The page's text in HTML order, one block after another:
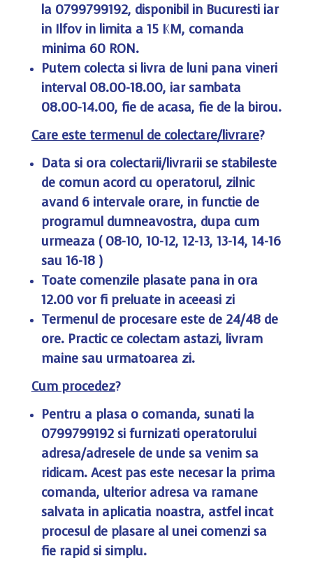
la 0799799192, disponibil in Bucuresti iar
in Ilfov in limita a 15 KM, comanda
minima 60 RON.
Putem colecta si livra de luni pana vineri
interval 08.00-18.00, iar sambata
08.00-14.00, fie de acasa, fie de la birou.
Care este termenul de colectare/livrare?
Data si ora colectarii/livrarii se stabileste
de comun acord cu operatorul, zilnic
avand 6 intervale orare, in functie de
programul dumneavostra, dupa cum
urmeaza ( 08-10, 10-12, 12-13, 13-14, 14-16
sau 16-18 )
Toate comenzile plasate pana in ora
12.00 vor fi preluate in aceeasi zi
Termenul de procesare este de 24/48 de
ore. Practic ce colectam astazi, livram
maine sau urmatoarea zi.
Cum procedez?
Pentru a plasa o comanda, sunati la
0799799192 si furnizati operatorului
adresa/adresele de unde sa venim sa
ridicam. Acest pas este necesar la prima
comanda, ulterior adresa va ramane
salvata in aplicatia noastra, astfel incat
procesul de plasare al unei comenzi sa
fie rapid si simplu.